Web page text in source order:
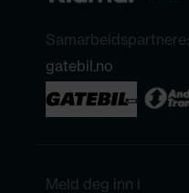
Samarbeidspartnere:
gatebil.no
Meld deg inn i